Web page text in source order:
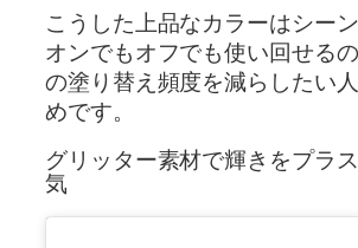
こうした上品なカラーはシーン
オンでもオフでも使い回せる
の塗り替え頻度を減らしたい
めです。
グリッター素材で輝きをプラ
気